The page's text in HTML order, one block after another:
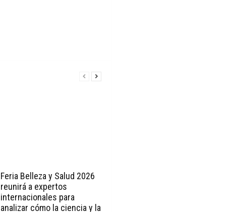
Feria Belleza y Salud 2026
reunirá a expertos
internacionales para
analizar cómo la ciencia y la